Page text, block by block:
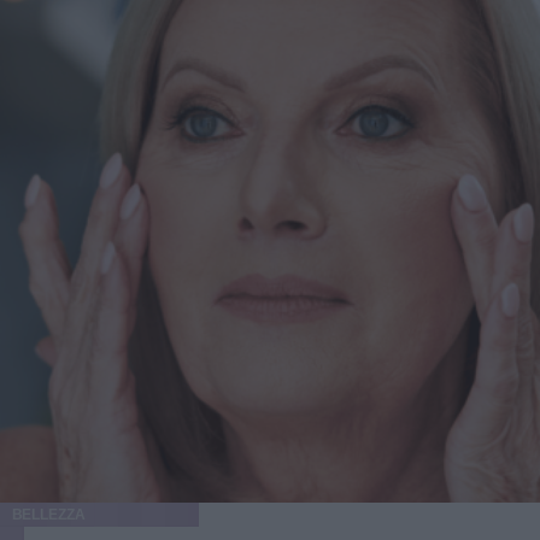
massimizzare i risultati con trattamenti mirati". La perdita
di peso significativa, inoltre, consente a molti pazienti di
accedere a interventi estetici che prima non erano possibili:
"Dopo una perdita di peso importante, i pazienti diventano
potenziali candidati per interventi chirurgici. Questo
un’addominoplastica o risultati migliorati con liposuzione e
rassodamento cutaneo". Cos’è un Ozempic Makeover?
Oltre a Ozempic, esistono altri farmaci GLP-1 usati per la
perdita di peso, e i trattamenti inclusi nell’Ozempic
Makeover sono indicati per chiunque abbia perso peso
rapidamente, sia tramite farmaci, interventi chirurgici, dieta